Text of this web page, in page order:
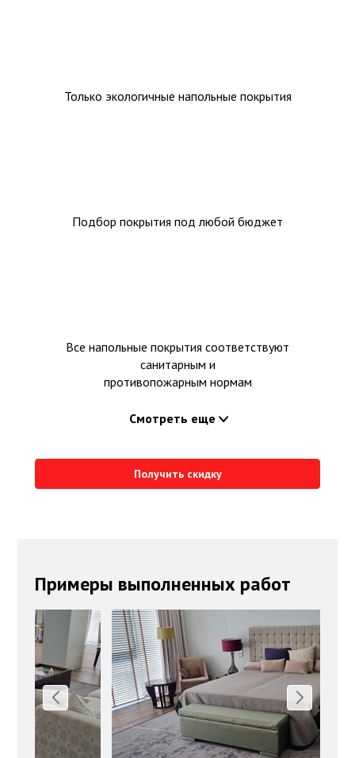
Только экологичные напольные покрытия
Подбор покрытия под любой бюджет
Все напольные покрытия соответствуют
санитарным и
противопожарным нормам
Смотреть еще
Получить скидку
Примеры выполненных работ